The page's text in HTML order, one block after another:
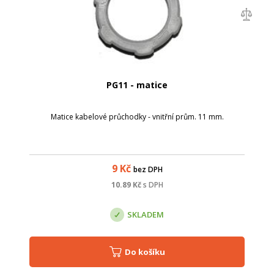
PG11 - matice
Matice kabelové průchodky - vnitřní prům. 11 mm.
9Kč bez DPH
10.89Kč s DPH
SKLADEM
Do košíku